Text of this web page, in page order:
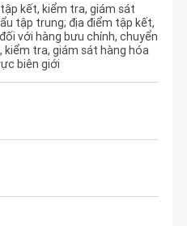
kết, kiểm tra, giám sát
tập trung; địa điểm tập kết,
với hàng bưu chính, chuyển
kiểm tra, giám sát hàng hóa
biên giới